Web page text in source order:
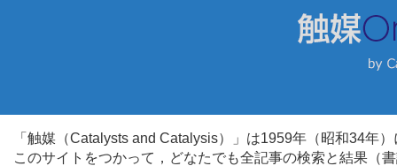
「触媒（Catalysts and Catalysis）」は1959年（昭和34年
このサイトをつかって，どなたでも全記事の検索と結果（